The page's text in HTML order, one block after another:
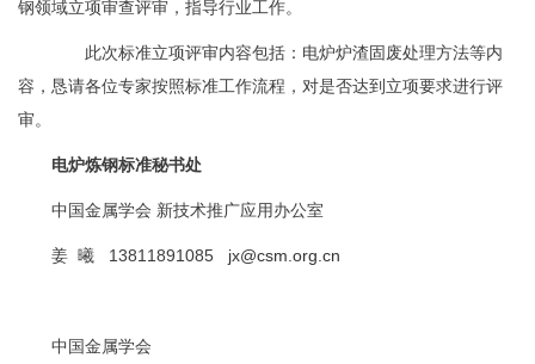
钢领域立项审查评审，指导行业工作。
此次标准立项评审内容包括：电炉炉渣固废处理方法等内
容，恳请各位专家按照标准工作流程，对是否达到立项要求进行评
审。
电炉炼钢标准秘书处
中国金属学会 新技术推广应用办公室
姜 曦 13811891085 jx@csm.org.cn
中国金属学会